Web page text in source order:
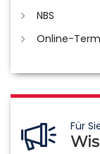
NBS
Online-
Für